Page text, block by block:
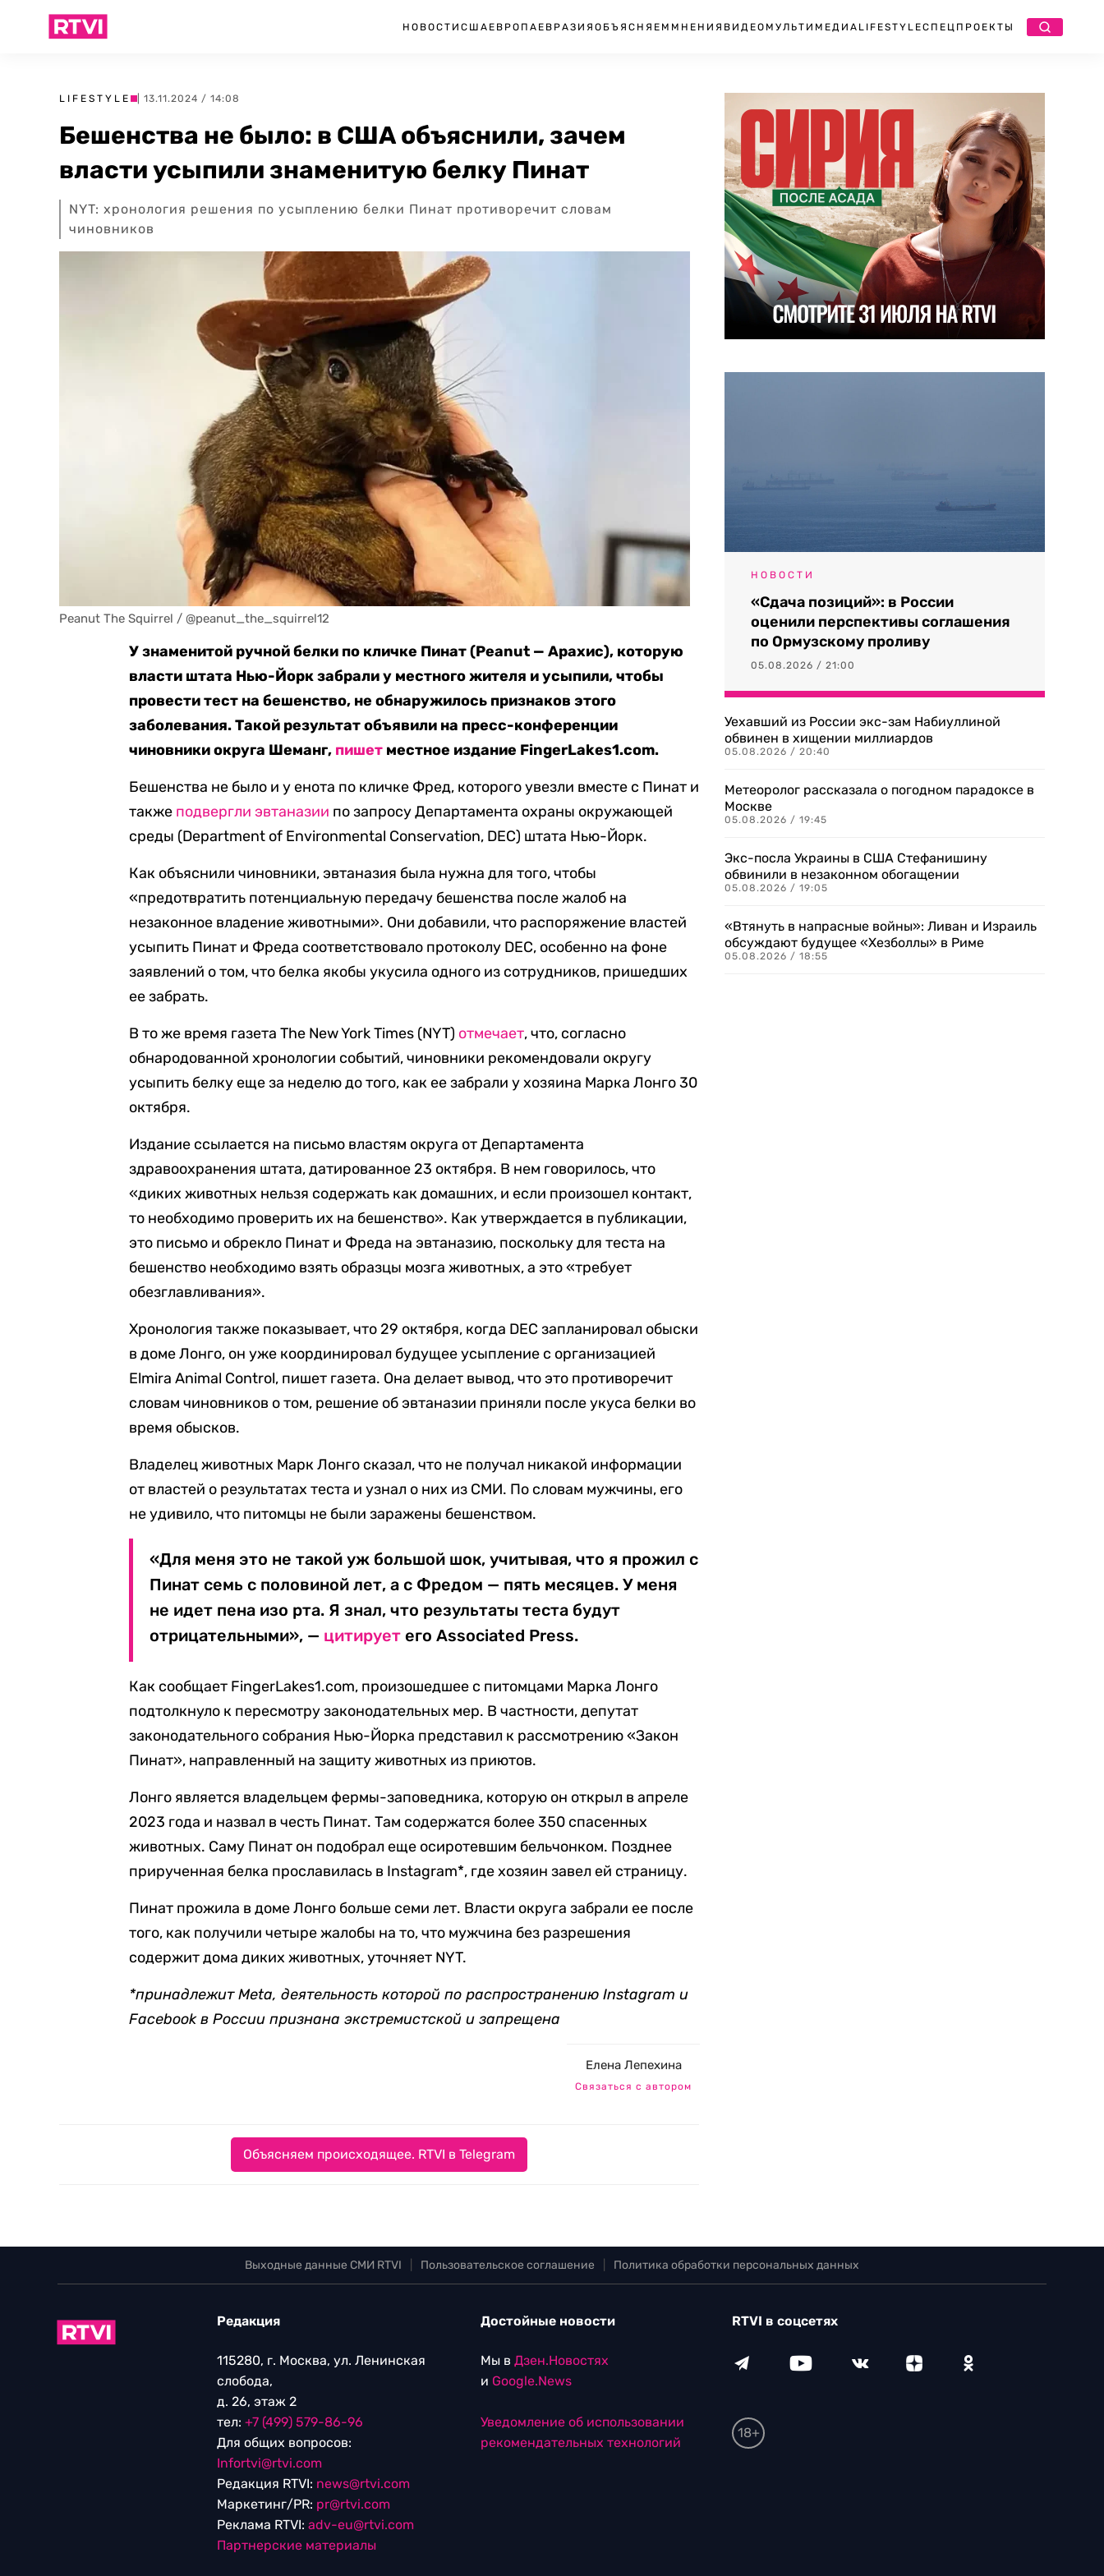
НОВОСТИ США ЕВРОПА ЕВРАЗИЯ ОБЪЯСНЯЕМ МНЕНИЯ ВИДЕО МУЛЬТИМЕДИА LIFESTYLEСПЕЦПРОЕКТЫ
LIFESTYLE | 13.11.2024 / 14:08
Бешенства не было: в США объяснили, зачем
власти усыпили знаменитую белку Пинат
NYT: хронология решения по усыплению белки Пинат противоречит словам
чиновников
Peanut The Squirrel / @peanut_the_squirrel12
У знаменитой ручной белки по кличке Пинат (Peanut — Арахис), которую
власти штата Нью-Йорк забрали у местного жителя и усыпили, чтобы
провести тест на бешенство, не обнаружилось признаков этого
заболевания. Такой результат объявили на пресс-конференции
чиновники округа Шеманг, пишет местное издание FingerLakes1.com.
Бешенства не было и у енота по кличке Фред, которого увезли вместе с Пинат и
также подвергли эвтаназии по запросу Департамента охраны окружающей
среды (Department of Environmental Conservation, DEC) штата Нью-Йорк.
Как объяснили чиновники, эвтаназия была нужна для того, чтобы
«предотвратить потенциальную передачу бешенства после жалоб на
незаконное владение животными». Они добавили, что распоряжение властей
усыпить Пинат и Фреда соответствовало протоколу DEC, особенно на фоне
заявлений о том, что белка якобы укусила одного из сотрудников, пришедших
ее забрать.
В то же время газета The New York Times (NYT) отмечает, что, согласно
обнародованной хронологии событий, чиновники рекомендовали округу
усыпить белку еще за неделю до того, как ее забрали у хозяина Марка Лонго 30
октября.
Издание ссылается на письмо властям округа от Департамента
здравоохранения штата, датированное 23 октября. В нем говорилось, что
«диких животных нельзя содержать как домашних, и если произошел контакт,
то необходимо проверить их на бешенство». Как утверждается в публикации,
это письмо и обрекло Пинат и Фреда на эвтаназию, поскольку для теста на
бешенство необходимо взять образцы мозга животных, а это «требует
обезглавливания».
Хронология также показывает, что 29 октября, когда DEC запланировал обыски
в доме Лонго, он уже координировал будущее усыпление с организацией
Elmira Animal Control, пишет газета. Она делает вывод, что это противоречит
словам чиновников о том, решение об эвтаназии приняли после укуса белки во
время обысков.
Владелец животных Марк Лонго сказал, что не получал никакой информации
от властей о результатах теста и узнал о них из СМИ. По словам мужчины, его
не удивило, что питомцы не были заражены бешенством.
«Для меня это не такой уж большой шок, учитывая, что я прожил с
Пинат семь с половиной лет, а с Фредом — пять месяцев. У меня
не идет пена изо рта. Я знал, что результаты теста будут
отрицательными», — цитирует его Associated Press.
Как сообщает FingerLakes1.com, произошедшее с питомцами Марка Лонго
подтолкнуло к пересмотру законодательных мер. В частности, депутат
законодательного собрания Нью-Йорка представил к рассмотрению «Закон
Пинат», направленный на защиту животных из приютов.
Лонго является владельцем фермы-заповедника, которую он открыл в апреле
2023 года и назвал в честь Пинат. Там содержатся более 350 спасенных
животных. Саму Пинат он подобрал еще осиротевшим бельчонком. Позднее
прирученная белка прославилась в Instagram*, где хозяин завел ей страницу.
Пинат прожила в доме Лонго больше семи лет. Власти округа забрали ее после
того, как получили четыре жалобы на то, что мужчина без разрешения
содержит дома диких животных, уточняет NYT.
*принадлежит Meta, деятельность которой по распространению Instagram и
Facebook в России признана экстремистской и запрещена
Елена Лепехина
Связаться с автором
Объясняем происходящее. RTVI в Telegram
НОВОСТИ
«Сдача позиций»: в России
оценили перспективы соглашения
по Ормузскому проливу
05.08.2026 / 21:00
Уехавший из России экс-зам Набиуллиной
обвинен в хищении миллиардов
05.08.2026 / 20:40
Метеоролог рассказала о погодном парадоксе в
Москве
05.08.2026 / 19:45
Экс-посла Украины в США Стефанишину
обвинили в незаконном обогащении
05.08.2026 / 19:05
«Втянуть в напрасные войны»: Ливан и Израиль
обсуждают будущее «Хезболлы» в Риме
05.08.2026 / 18:55
Выходные данные СМИ RTVI Пользовательское соглашение Политика обработки персональных данных
Редакция
115280, г. Москва, ул. Ленинская
слобода,
д. 26, этаж 2
тел: +7 (499) 579-86-96
Для общих вопросов:
Infortvi@rtvi.com
Редакция RTVI: news@rtvi.com
Маркетинг/PR: pr@rtvi.com
Реклама RTVI: adv-eu@rtvi.com
Партнерские материалы
Достойные новости
Мы в Дзен.Новостях
и Google.News
Уведомление об использовании
рекомендательных технологий
RTVI в соцсетях
18+